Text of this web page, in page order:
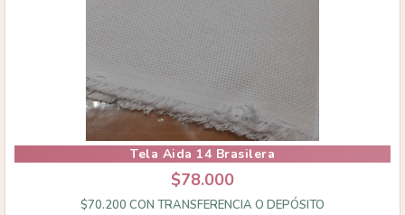
Tela Aida 14 Brasilera
$78.000
$70.200 CON TRANSFERENCIA O DEPÓSITO